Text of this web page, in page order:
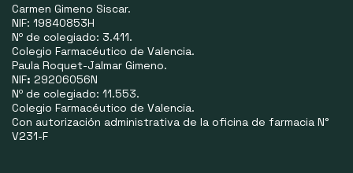
Carmen Gimeno Siscar.
NIF: 19840853H
Nº de colegiado: 3.411.
Colegio Farmacéutico de Valencia.
Paula Roquet-Jalmar Gimeno.
NIF: 29206056N
Nº de colegiado: 11.553.
Colegio Farmacéutico de Valencia.
Con autorización administrativa de la oficina de farmacia N°
V231-F